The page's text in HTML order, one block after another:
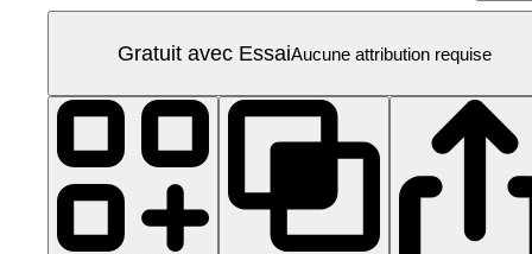
Gratuit avec EssaiAucune attribution requise